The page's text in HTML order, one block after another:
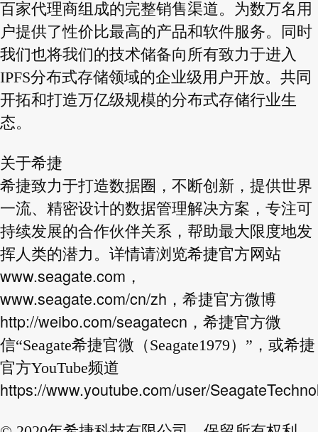
百家代理商组成的完整销售渠道。为数万名用
户提供了性价比最高的产品和软件服务。同时
我们也将我们的技术储备向所有致力于进入
IPFS分布式存储领域的企业级用户开放。共同
开拓和打造万亿级规模的分布式存储行业生
态。
关于希捷
希捷致力于打造数据圈，不断创新，提供世界
一流、精密设计的数据管理解决方案，专注可
持续发展的合作伙伴关系，帮助最大限度地发
挥人类的潜力。详情请浏览希捷官方网站
www.seagate.com ，
www.seagate.com/cn/zh ，希捷官方微博
http://weibo.com/seagatecn ，希捷官方微
信“Seagate希捷官微（Seagate1979）”，或希捷
官方YouTube频道
https://www.youtube.com/user/